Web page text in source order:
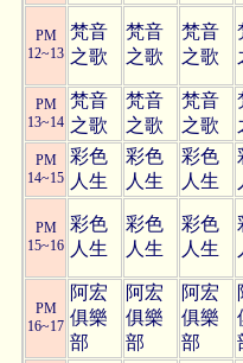
PM
12~13
梵音
之歌
梵音
之歌
梵音
之歌
PM
13~14
梵音
之歌
梵音
之歌
梵音
之歌
PM
14~15
彩色
人生
彩色
人生
彩色
人生
PM
15~16
彩色
人生
彩色
人生
彩色
人生
PM
16~17
阿宏
俱樂
部
阿宏
俱樂
部
阿宏
俱樂
部